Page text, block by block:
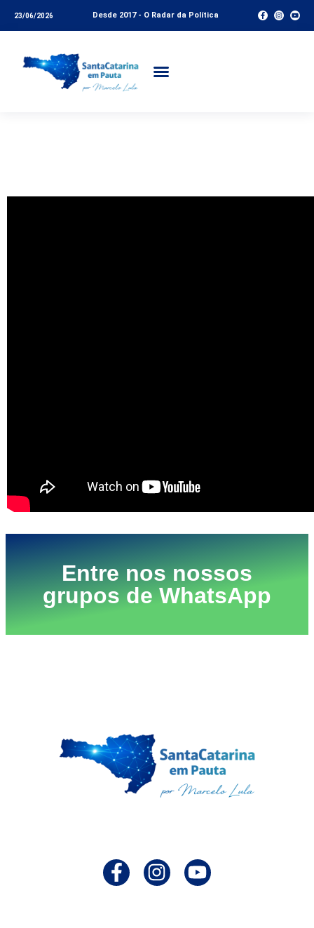
23/06/2026 Desde 2017 - O Radar da Política
Entre nos nossos
grupos de WhatsApp